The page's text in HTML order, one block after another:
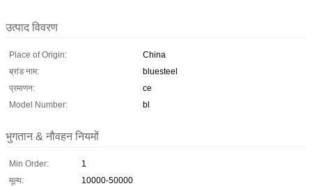
उत्पाद विवरण
Place of Origin:
China
ब्रांड नाम:
bluesteel
प्रमाणन:
ce
Model Number:
bl
भुगतान & नौवहन नियमों
Min Order:
1
मूल्य:
10000-50000